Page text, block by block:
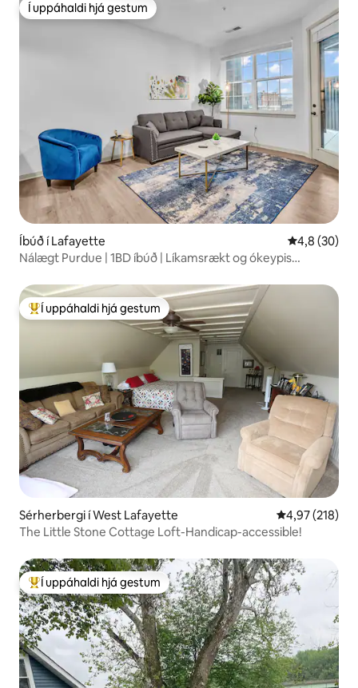
Í uppáhaldi hjá gestum
Í uppáhaldi hjá gestum
Íbúð í Lafayette 4,8 af 5 í
4,8 (30)
Nálægt Purdue | 1BD íbúð | Líkamsrækt og ókeypis
Í mestu uppáhaldi hjá gestum
Í uppáhaldi hjá gestum
Sérherbergi í West Lafayette 4,97 af 5 í
4,97 (218)
The Little Stone Cottage Loft-Handicap-accessible!
Í mestu uppáhaldi hjá gestum
Í uppáhaldi hjá gestum